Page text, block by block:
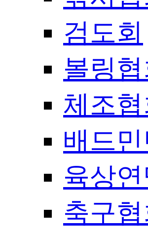
검도회
볼링협
체조협
배드
육상연
축구협